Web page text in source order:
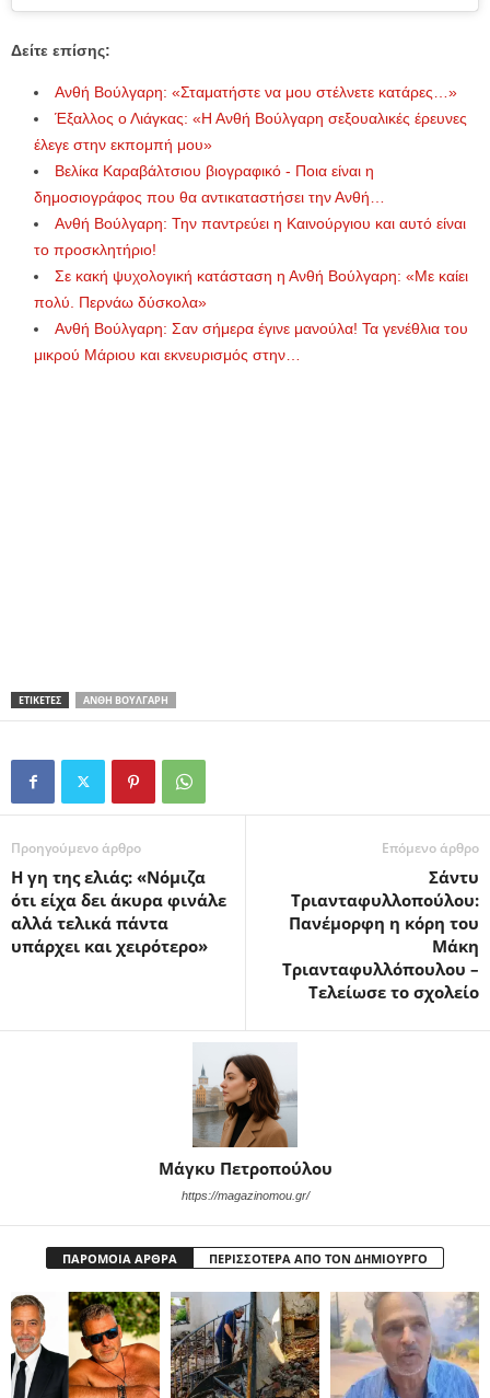
Δείτε επίσης:
Ανθή Βούλγαρη: «Σταματήστε να μου στέλνετε κατάρες…»
Έξαλλος ο Λιάγκας: «Η Ανθή Βούλγαρη σεξουαλικές έρευνες
έλεγε στην εκπομπή μου»
Βελίκα Καραβάλτσιου βιογραφικό - Ποια είναι η
δημοσιογράφος που θα αντικαταστήσει την Ανθή…
Ανθή Βούλγαρη: Την παντρεύει η Καινούργιου και αυτό είναι
το προσκλητήριο!
Σε κακή ψυχολογική κατάσταση η Ανθή Βούλγαρη: «Με καίει
πολύ. Περνάω δύσκολα»
Ανθή Βούλγαρη: Σαν σήμερα έγινε μανούλα! Τα γενέθλια του
μικρού Μάριου και εκνευρισμός στην…
ΕΤΙΚΕΤΕΣ ΑΝΘΉ ΒΟΎΛΓΑΡΗ
Προηγούμενο άρθρο
Η γη της ελιάς: «Νόμιζα
ότι είχα δει άκυρα φινάλε
αλλά τελικά πάντα
υπάρχει και χειρότερο»
Επόμενο άρθρο
Σάντυ
Τριανταφυλλοπούλου:
Πανέμορφη η κόρη του
Μάκη
Τριανταφυλλόπουλου –
Τελείωσε το σχολείο
Μάγκυ Πετροπούλου
https://magazinomou.gr/
ΠΑΡΟΜΟΙΑ ΑΡΘΡΑ ΠΕΡΙΣΣΟΤΕΡΑ ΑΠΟ ΤΟΝ ΔΗΜΙΟΥΡΓΟ